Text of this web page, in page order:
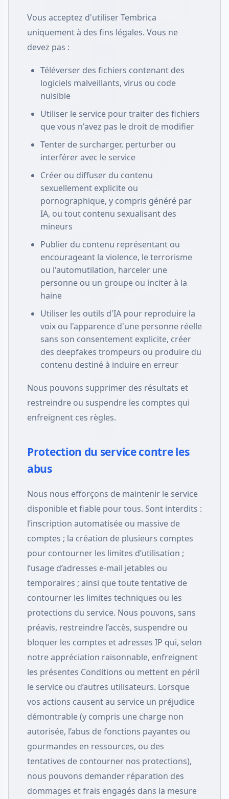
Vous acceptez d'utiliser Tembrica
uniquement à des fins légales. Vous ne
devez pas :
Téléverser des fichiers contenant des
logiciels malveillants, virus ou code
nuisible
Utiliser le service pour traiter des fichiers
que vous n'avez pas le droit de modifier
Tenter de surcharger, perturber ou
interférer avec le service
Créer ou diffuser du contenu
sexuellement explicite ou
pornographique, y compris généré par
IA, ou tout contenu sexualisant des
mineurs
Publier du contenu représentant ou
encourageant la violence, le terrorisme
ou l'automutilation, harceler une
personne ou un groupe ou inciter à la
haine
Utiliser les outils d'IA pour reproduire la
voix ou l'apparence d'une personne réelle
sans son consentement explicite, créer
des deepfakes trompeurs ou produire du
contenu destiné à induire en erreur
Nous pouvons supprimer des résultats et
restreindre ou suspendre les comptes qui
enfreignent ces règles.
Protection du service contre les
abus
Nous nous efforçons de maintenir le service
disponible et fiable pour tous. Sont interdits :
l’inscription automatisée ou massive de
comptes ; la création de plusieurs comptes
pour contourner les limites d’utilisation ;
l’usage d’adresses e-mail jetables ou
temporaires ; ainsi que toute tentative de
contourner les limites techniques ou les
protections du service. Nous pouvons, sans
préavis, restreindre l’accès, suspendre ou
bloquer les comptes et adresses IP qui, selon
notre appréciation raisonnable, enfreignent
les présentes Conditions ou mettent en péril
le service ou d’autres utilisateurs. Lorsque
vos actions causent au service un préjudice
démontrable (y compris une charge non
autorisée, l’abus de fonctions payantes ou
gourmandes en ressources, ou des
tentatives de contourner nos protections),
nous pouvons demander réparation des
dommages et frais engagés dans la mesure